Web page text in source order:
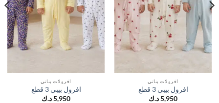
افرولات بناتي
افرول بيبي 3 قطع
5,950د.ك
افرولات بناتي
افرول بيبي 3 قطع
5,950د.ك